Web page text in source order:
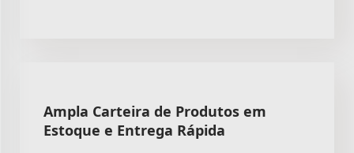
Ampla Carteira de Produtos em
Estoque e Entrega Rápida